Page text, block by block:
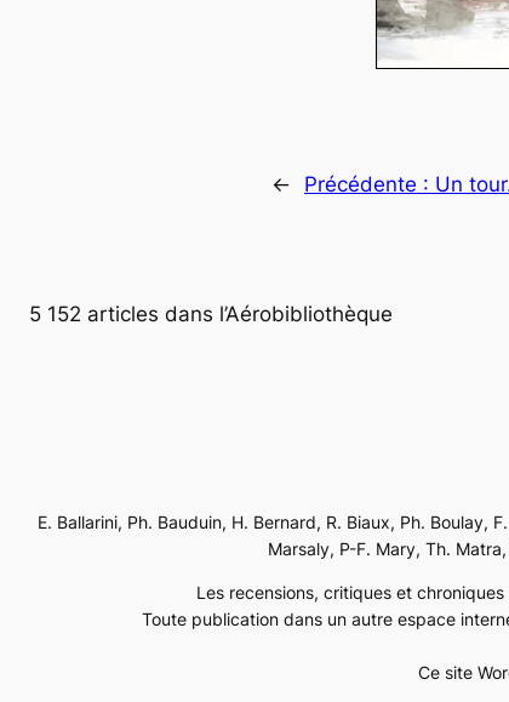
← Précédente : Un
5 152 articles dans l’Aérobibliothèque
E. Ballarini, Ph. Bauduin, H. Bernard, R. Biaux, Ph. Boulay,
Marsaly, P-F. Mary, Th.
Les recensions, critiques et
Toute publication dans un autre espace
Ce site